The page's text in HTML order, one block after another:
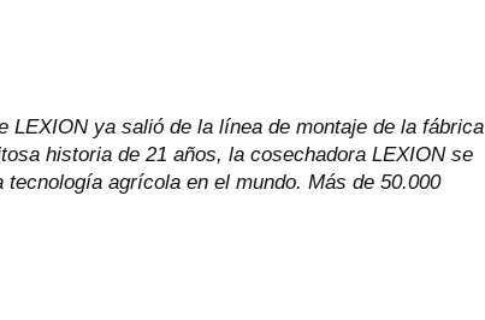
LEXION ya salió de la línea de montaje de la fábrica
historia de 21 años, la cosechadora LEXION se
agrícola en el mundo. Más de 50.000